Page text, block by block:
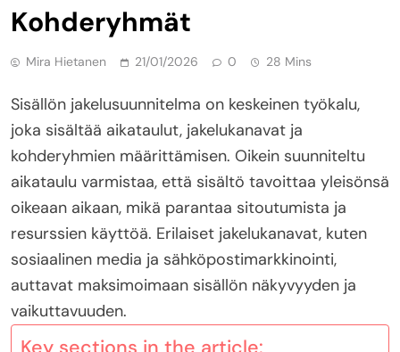
Kohderyhmät
Mira Hietanen 21/01/2026 0 28 Mins
Sisällön jakelusuunnitelma on keskeinen työkalu,
joka sisältää aikataulut, jakelukanavat ja
kohderyhmien määrittämisen. Oikein suunniteltu
aikataulu varmistaa, että sisältö tavoittaa yleisönsä
oikeaan aikaan, mikä parantaa sitoutumista ja
resurssien käyttöä. Erilaiset jakelukanavat, kuten
sosiaalinen media ja sähköpostimarkkinointi,
auttavat maksimoimaan sisällön näkyvyyden ja
vaikuttavuuden.